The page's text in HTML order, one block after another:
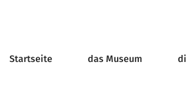
Startseite das Museum